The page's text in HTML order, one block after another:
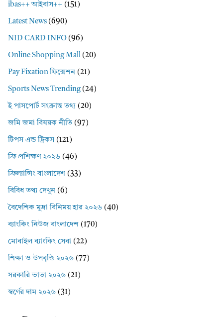
ibas++ আইবাস++ (151)
Latest News (690)
NID CARD INFO (96)
Online Shopping Mall (20)
Pay Fixation ফিক্সেশন (21)
Sports News Trending(24)
ই পাসপোর্ট সংক্রান্ত তথ্য (20)
জমি জমা বিষয়ক নীতি (97)
টিপস এন্ড ট্রিকস (121)
ফ্রি প্রশিক্ষণ ২০২৬ (46)
ফ্রিল্যান্সিং বাংলাদেশ (33)
বিবিধ তথ্য দেখুন (6)
বৈদেশিক মুদ্রা বিনিময় হার ২০২৬ (40)
ব্যাংকিং নিউজ বাংলাদেশ (170)
মোবাইল ব্যাংকিং সেবা (22)
শিক্ষা ও উপবৃত্তি ২০২৬ (77)
সরকারি ভাতা ২০২৬ (21)
স্বর্ণের দাম ২০২৬ (31)